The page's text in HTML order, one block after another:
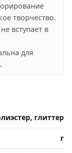
творчество.
вступает в
для
глиттер
г